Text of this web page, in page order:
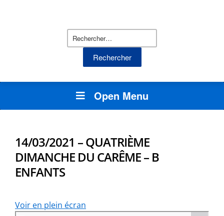
Rechercher :
Open Menu
14/03/2021 – QUATRIÈME
DIMANCHE DU CARÊME – B
ENFANTS
Voir en plein écran